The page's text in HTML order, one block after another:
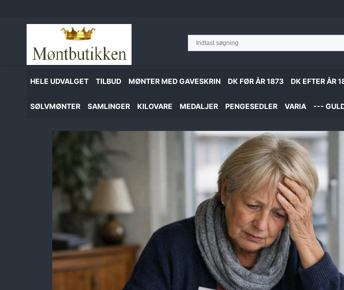
HELE UDVALGET TILBUD MØNTER MED GAVESKRIN DK FØR ÅR 1873 DK EFTER ÅR
SØLVMØNTER SAMLINGER KILOVARE MEDALJER PENGESEDLER VARIA ---